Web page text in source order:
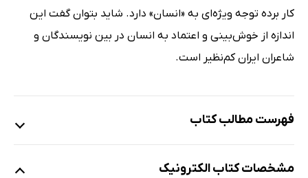
کار برده توجه ویژه‌ای به «انسان» دارد. شاید بتوان گفت این
اندازه از خوش‌بینی و اعتماد به انسان در بین نویسندگان و
شاعران ایران کم‌نظیر است.
فهرست مطالب کتاب
مشخصات کتاب الکترونیک